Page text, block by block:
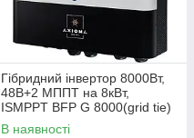
Гібридний інвертор 8000Вт,
48В+2 МППТ на 8кВт,
ISMPPT BFP G 8000(grid tie)
wifi+parallel, AXIOMA energy
В наявності